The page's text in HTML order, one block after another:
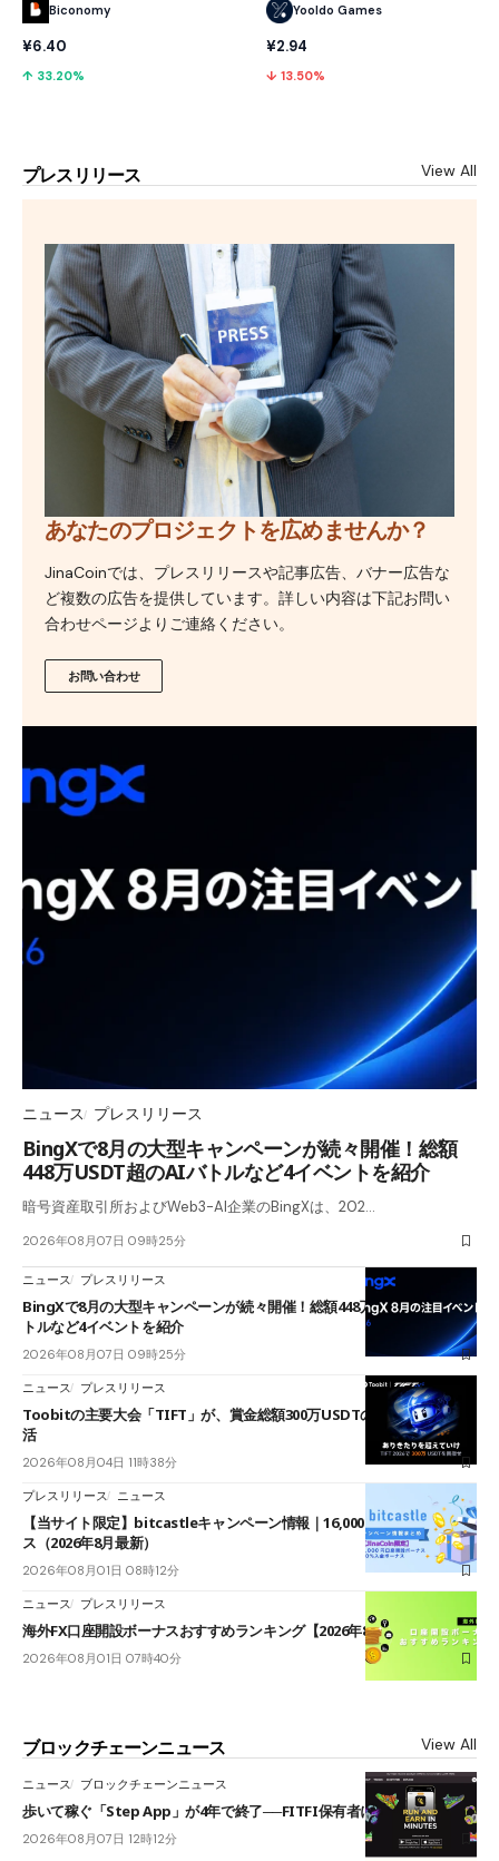
Biconomy
¥6.40
↑ 33.20%
Yooldo Games
¥2.94
↓ 13.50%
プレスリリース View All
あなたのプロジェクトを広めませんか？
JinaCoinでは、プレスリリースや記事広告、バナー広告な
ど複数の広告を提供しています。詳しい内容は下記お問い
合わせページよりご連絡ください。
お問い合わせ
ニュース プレスリリース
BingXで8月の大型キャンペーンが続々開催！総額
448万USDT超のAIバトルなど4イベントを紹介
暗号資産取引所およびWeb3-AI企業のBingXは、202…
2026年08月07日 09時25分
ニュース プレスリリース
BingXで8月の大型キャンペーンが続々開催！総額448万USDT超のAIバ
トルなど4イベントを紹介
2026年08月07日 09時25分
ニュース プレスリリース
Toobitの主要大会「TIFT」が、賞金総額300万USDTのレースとして復
活
2026年08月04日 11時38分
プレスリリース ニュース
【当サイト限定】bitcastleキャンペーン情報｜16,000円口座開設ボーナ
ス（2026年8月最新）
2026年08月01日 08時12分
ニュース プレスリリース
海外FX口座開設ボーナスおすすめランキング【2026年8月最新】
2026年08月01日 07時40分
ブロックチェーンニュース View All
ニュース ブロックチェーンニュース
歩いて稼ぐ「Step App」が4年で終了──FITFI保有者に対応呼びかけ
2026年08月07日 12時12分